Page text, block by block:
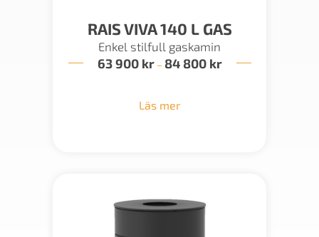
RAIS VIVA 140 L GAS
Enkel stilfull gaskamin
63 900 kr – 84 800 krPrisintervall:
Läs mer